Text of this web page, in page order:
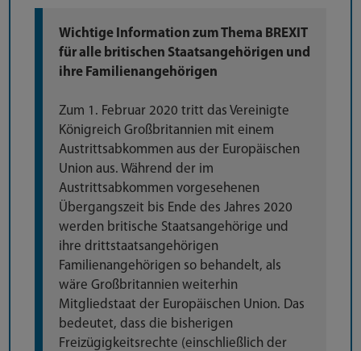
Wichtige Information zum Thema BREXIT
für alle britischen Staatsangehörigen und
ihre Familienangehörigen
Zum 1. Februar 2020 tritt das Vereinigte
Königreich Großbritannien mit einem
Austrittsabkommen aus der Europäischen
Union aus. Während der im
Austrittsabkommen vorgesehenen
Übergangszeit bis Ende des Jahres 2020
werden britische Staatsangehörige und
ihre drittstaatsangehörigen
Familienangehörigen so behandelt, als
wäre Großbritannien weiterhin
Mitgliedstaat der Europäischen Union. Das
bedeutet, dass die bisherigen
Freizügigkeitsrechte (einschließlich der